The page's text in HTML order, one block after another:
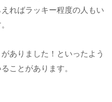
ればラッキー程度の人もい
ありました！といったよう
ことがあります。